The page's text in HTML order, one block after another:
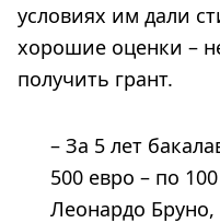
условиях им дали
хорошие оценки –
получить грант.
– За 5 лет
500 евро – по
Леонардо Бруно,